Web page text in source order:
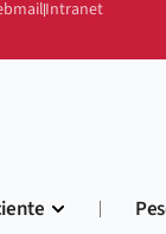
Intranet